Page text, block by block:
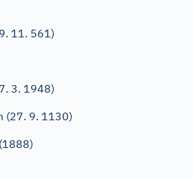
11. 561)
3. 1948)
(27. 9. 1130)